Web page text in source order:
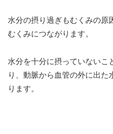
水分の摂り過ぎもむくみの原
むくみにつながります。
水分を十分に摂っていないこ
り、動脈から血管の外に出た
ります。